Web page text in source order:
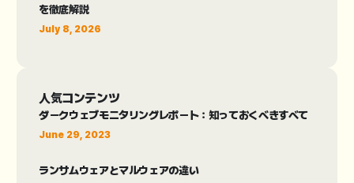
を徹底解説
July 8, 2026
人気コンテンツ
ダークウェブモニタリングレポート：知っておくべきすべて
June 29, 2023
ランサムウェアとマルウェアの違い